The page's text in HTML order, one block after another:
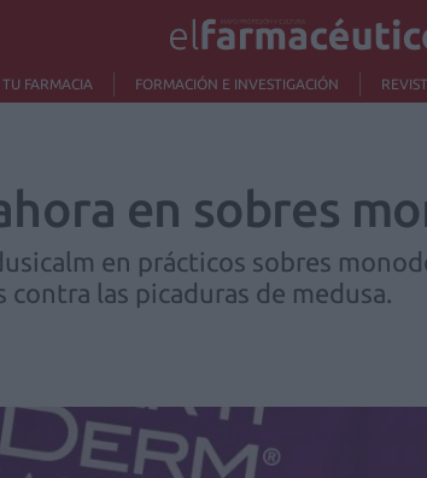
TU FARMACIA FORMACIÓN E INVESTIGACIÓN
en sobres
en prácticos sobres
las picaduras de medusa.